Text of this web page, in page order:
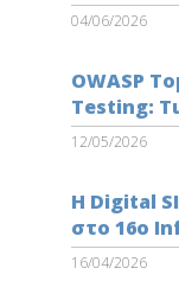
04/06/2026
OWASP
Testing:
12/05/2026
Η Digital
στο 16ο
16/04/2026